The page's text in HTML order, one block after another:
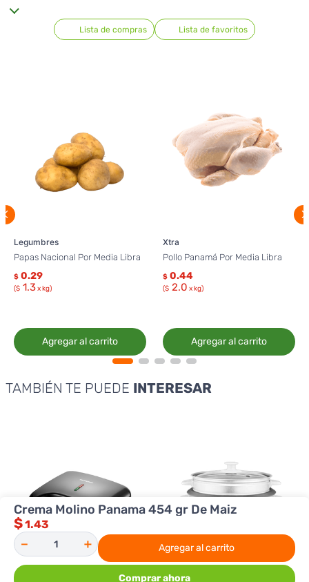
Lista de compras Lista de favoritos
Legumbres
Papas Nacional Por Media Libra
$ 0.29
($ 1.3x kg)
Agregar al carrito
Xtra
Pollo Panamá Por Media Libra
$ 0.44
($ 2.0 x kg)
Agregar al carrito
TAMBIÉN TE PUEDE INTERESAR
Crema Molino Panama 454 gr De Maiz
$1.43
＋
－ Agregar al carrito
Comprar ahora